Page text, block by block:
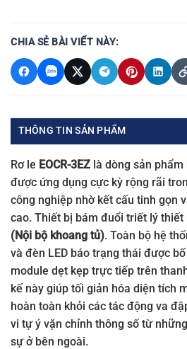
CHIA SẺ BÀI VIẾT NÀY:
THÔNG TIN SẢN PHẨM
Rơ le EOCR-3EZ là dòng sản
được ứng dụng cực kỳ rộng rãi
công nghiệp nhờ kết cấu tinh gọn
cao. Thiết bị bám đuổi triết lý thiết
(Nội bộ khoang tủ). Toàn bộ hệ
và đèn LED báo trạng thái được
module dẹt kẹp trực tiếp trên
kế này giúp tối giản hóa diện tích
hoàn toàn khỏi các tác động va
vi tự ý vặn chỉnh thông số từ
sự ở bên ngoài.